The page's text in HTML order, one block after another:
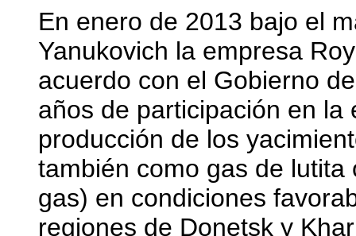
En enero de 2013 bajo el
Yanukovich la empresa
acuerdo con el Gobierno
años de participación en la
producción de los
también como gas de
gas) en condiciones
regiones de Donetsk y